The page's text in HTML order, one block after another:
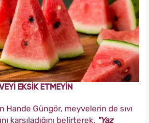
EKSİK ETMEYİN
Hande Güngör, meyvelerin de sıvı
karşıladığını belirterek, "Yaz